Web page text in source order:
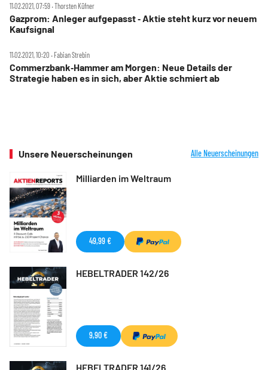
11.02.2021, 07:59 ‧ Thorsten Küfner
Gazprom: Anleger aufgepasst ‑ Aktie steht kurz vor neuem
Kaufsignal
11.02.2021, 10:20 ‧ Fabian Strebin
Commerzbank‑Hammer am Morgen: Neue Details der
Strategie haben es in sich, aber Aktie schmiert ab
Unsere Neuerscheinungen Alle Neuerscheinungen
Milliarden im Weltraum
49,99 €
HEBELTRADER 142/26
9,90 €
HEBELTRADER 141/26